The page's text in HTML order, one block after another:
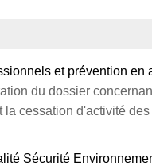
et prévention en
du dossier
la cessation d'activité
Sécurité